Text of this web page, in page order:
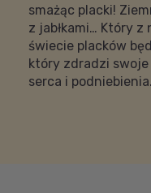
smażąc placki!
z jabłkami… Który
świecie placków
który zdradzi
serca i podniebienia.